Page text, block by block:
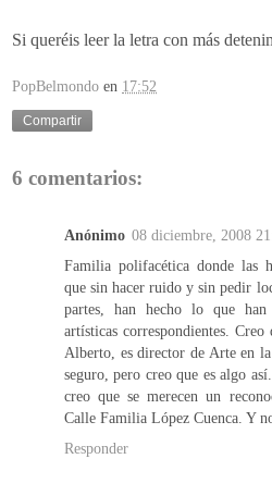
Si queréis leer la letra con más
PopBelmondo en 17:52
Compartir
6 comentarios:
Anónimo 08 diciembre, 2008
Familia polifacética donde las
que sin hacer ruido y sin pedir
partes, han hecho lo que
artísticas correspondientes. Creo
Alberto, es director de Arte en
seguro, pero creo que es algo
creo que se merecen un
Calle Familia López Cuenca. Y
Responder